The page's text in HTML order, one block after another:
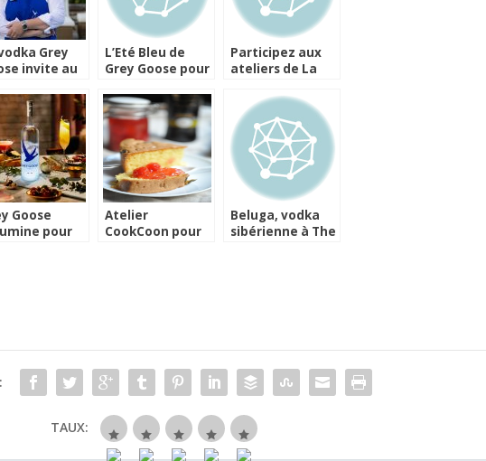
Grey
invite au
L’Eté Bleu de
Grey Goose pour
cocktail Grand
Fizz
Participez aux
ateliers de La
Bleue de Grey
Goose
Goose
pour
Atelier
CookCoon pour
Beluga, vodka
sibérienne à The
TAUX: